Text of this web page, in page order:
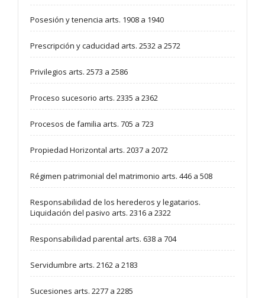
Posesión y tenencia arts. 1908 a 1940
Prescripción y caducidad arts. 2532 a 2572
Privilegios arts. 2573 a 2586
Proceso sucesorio arts. 2335 a 2362
Procesos de familia arts. 705 a 723
Propiedad Horizontal arts. 2037 a 2072
Régimen patrimonial del matrimonio arts. 446 a 508
Responsabilidad de los herederos y legatarios.
Liquidación del pasivo arts. 2316 a 2322
Responsabilidad parental arts. 638 a 704
Servidumbre arts. 2162 a 2183
Sucesiones arts. 2277 a 2285